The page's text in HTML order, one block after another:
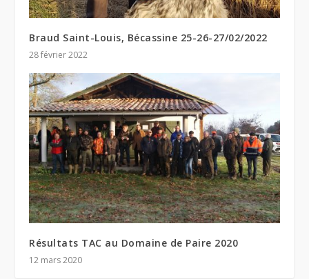
Braud Saint-Louis, Bécassine 25-26-27/02/2022
28 février 2022
Résultats TAC au Domaine de Paire 2020
12 mars 2020